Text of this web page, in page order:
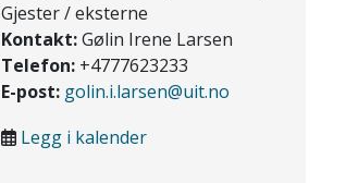
Gjester / eksterne
Kontakt:Gølin Irene Larsen
Telefon:+4777623233
E-post: golin.i.larsen@uit.no
Legg i kalender